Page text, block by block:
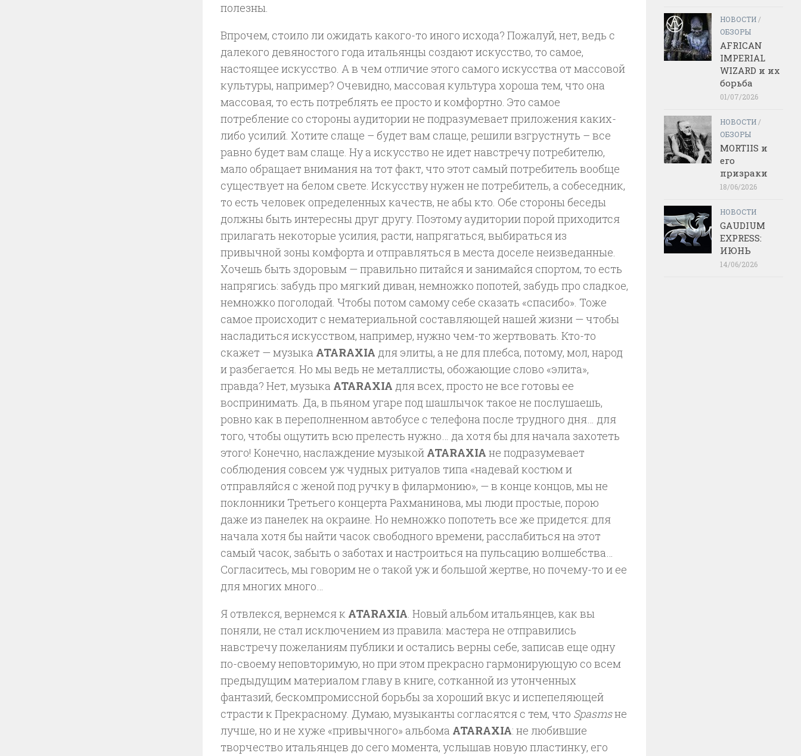
полезны.
Впрочем, стоило ли ожидать какого-то иного исхода? Пожалуй, нет, ведь с
далекого девяностого года итальянцы создают искусство, то самое,
настоящее искусство. А в чем отличие этого самого искусства от массовой
культуры, например? Очевидно, массовая культура хороша тем, что она
массовая, то есть потреблять ее просто и комфортно. Это самое
потребление со стороны аудитории не подразумевает приложения каких-
либо усилий. Хотите слаще – будет вам слаще, решили взгрустнуть – все
равно будет вам слаще. Ну а искусство не идет навстречу потребителю,
мало обращает внимания на тот факт, что этот самый потребитель вообще
существует на белом свете. Искусству нужен не потребитель, а собеседник,
то есть человек определенных качеств, не абы кто. Обе стороны беседы
должны быть интересны друг другу. Поэтому аудитории порой приходится
прилагать некоторые усилия, расти, напрягаться, выбираться из
привычной зоны комфорта и отправляться в места доселе неизведанные.
Хочешь быть здоровым — правильно питайся и занимайся спортом, то есть
напрягись: забудь про мягкий диван, немножко попотей, забудь про сладкое,
немножко поголодай. Чтобы потом самому себе сказать «спасибо». Тоже
самое происходит с нематериальной составляющей нашей жизни — чтобы
насладиться искусством, например, нужно чем-то жертвовать. Кто-то
скажет — музыка ATARAXIA для элиты, а не для плебса, потому, мол, народ
и разбегается. Но мы ведь не металлисты, обожающие слово «элита»,
правда? Нет, музыка ATARAXIA для всех, просто не все готовы ее
воспринимать. Да, в пьяном угаре под шашлычок такое не послушаешь,
ровно как в переполненном автобусе с телефона после трудного дня… для
того, чтобы ощутить всю прелесть нужно… да хотя бы для начала захотеть
этого! Конечно, наслаждение музыкой ATARAXIA не подразумевает
соблюдения совсем уж чудных ритуалов типа «надевай костюм и
отправляйся с женой под ручку в филармонию», — в конце концов, мы не
поклонники Третьего концерта Рахманинова, мы люди простые, порою
даже из панелек на окраине. Но немножко попотеть все же придется: для
начала хотя бы найти часок свободного времени, расслабиться на этот
самый часок, забыть о заботах и настроиться на пульсацию волшебства…
Согласитесь, мы говорим не о такой уж и большой жертве, но почему-то и ее
для многих много…
Я отвлекся, вернемся к ATARAXIA. Новый альбом итальянцев, как вы
поняли, не стал исключением из правила: мастера не отправились
навстречу пожеланиям публики и остались верны себе, записав еще одну
по-своему неповторимую, но при этом прекрасно гармонирующую со всем
предыдущим материалом главу в книге, сотканной из утонченных
фантазий, бескомпромиссной борьбы за хороший вкус и испепеляющей
страсти к Прекрасному. Думаю, музыканты согласятся с тем, что Spasmsне
лучше, но и не хуже «привычного» альбома ATARAXIA: не любившие
творчество итальянцев до сего момента, услышав новую пластинку, его
НОВОСТИ /
ОБЗОРЫ
AFRICAN
IMPERIAL
WIZARD и их
борьба
01/07/2026
НОВОСТИ /
ОБЗОРЫ
MORTIIS и
его
призраки
18/06/2026
НОВОСТИ
GAUDIUM
EXPRESS:
ИЮНЬ
14/06/2026